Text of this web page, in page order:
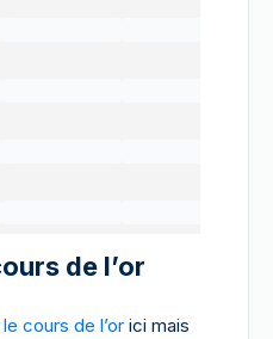
de l’or
cours de l’or ici mais